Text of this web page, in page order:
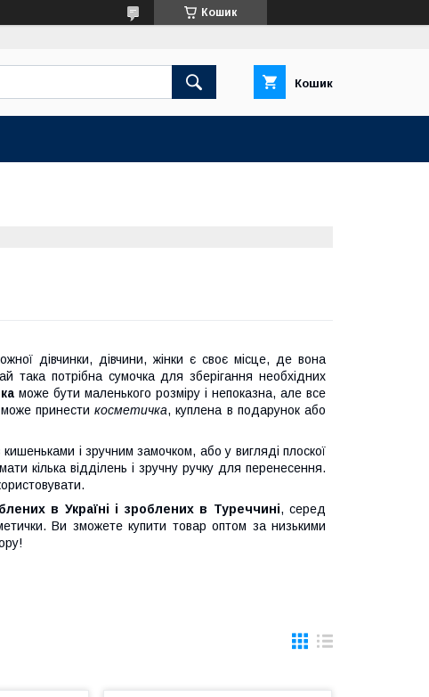
Кошик
Кошик
дівчинки, дівчини, жінки є своє місце, де вона
така потрібна сумочка для зберігання необхідних
може бути маленького розміру і непоказна, але все
може принестикосметичка, куплена в подарунок або
і зручним замочком, або у вигляді плоскої
кілька відділень і зручну ручку для перенесення.
в Україні і зроблених в Туреччині, серед
Ви зможете купити товар оптом за низькими